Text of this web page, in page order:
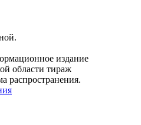
издание
области тираж
распространения.